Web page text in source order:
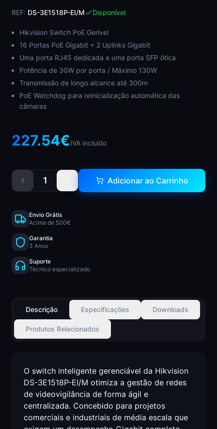
REF: DS-3E1518P-EI/M Disponível
Hikvision Switch PoE Gerível
16 Portas PoE Gigabit + 2 Uplinks Gigabit
Uma porta RJ45 dedicada e uma porta SFP ótica
Potência de 30W por porta / Máximo 130W
Transmissão de longo alcance até 300m
PoE Watchdog para reinicialização automática das
câmaras
227.54€IVA incluído
1 Adicionar ao Carrinho
Envio Grátis
Acima de 500€
Garantia
3 Anos
Suporte
Técnico especializado
Descrição Especificações Downloads
Produtos Relacionados
O switch inteligente gerenciável da Hikvision
DS-3E1518P-EI/M otimiza a gestão de redes
de videovigilância de forma ágil e
centralizada. Concebido para projetos
comerciais e industriais de média escala que